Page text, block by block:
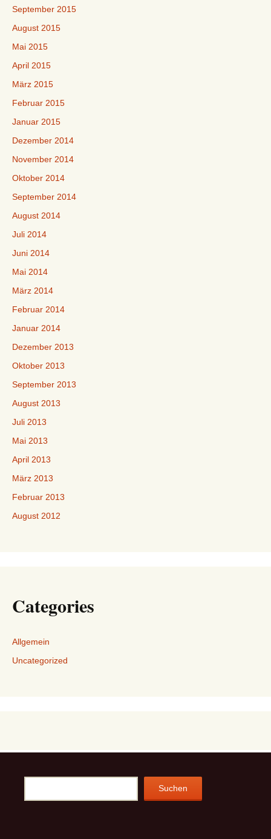
September 2015
August 2015
Mai 2015
April 2015
März 2015
Februar 2015
Januar 2015
Dezember 2014
November 2014
Oktober 2014
September 2014
August 2014
Juli 2014
Juni 2014
Mai 2014
März 2014
Februar 2014
Januar 2014
Dezember 2013
Oktober 2013
September 2013
August 2013
Juli 2013
Mai 2013
April 2013
März 2013
Februar 2013
August 2012
Categories
Allgemein
Uncategorized
Suchen